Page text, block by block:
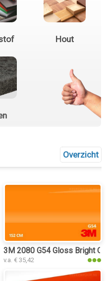
Hout
Overzicht
3M 2080 G54 Gloss Bright
v.a. € 35,42